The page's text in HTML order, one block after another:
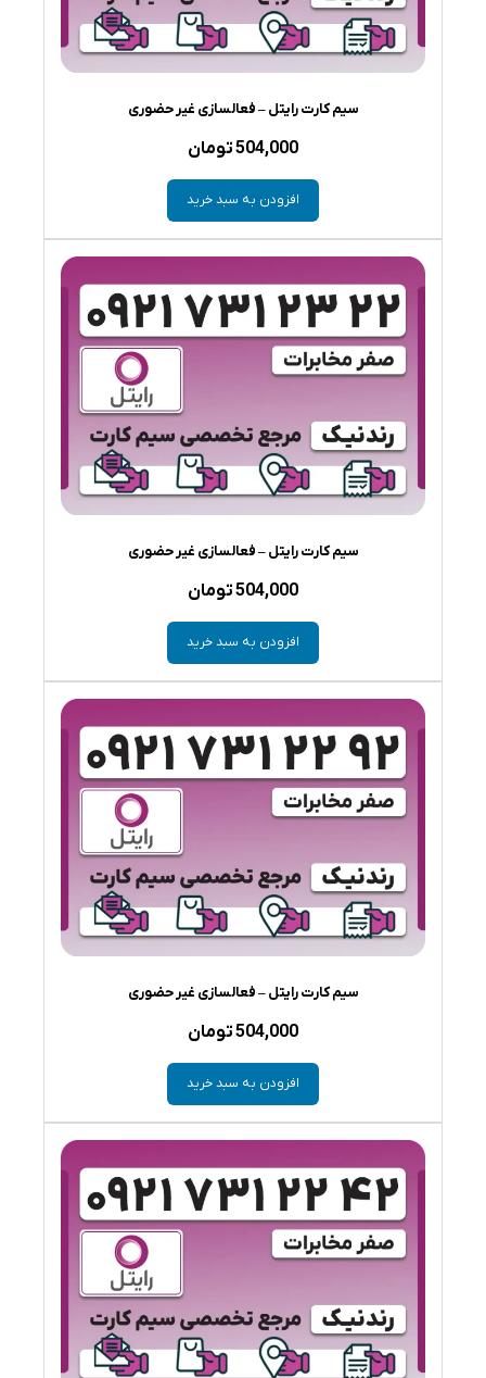
سیم کارت رایتل – فعالسازی غیر حضوری
504,000تومان
افزودن به سبد خرید
سیم کارت رایتل – فعالسازی غیر حضوری
504,000تومان
افزودن به سبد خرید
سیم کارت رایتل – فعالسازی غیر حضوری
504,000تومان
افزودن به سبد خرید